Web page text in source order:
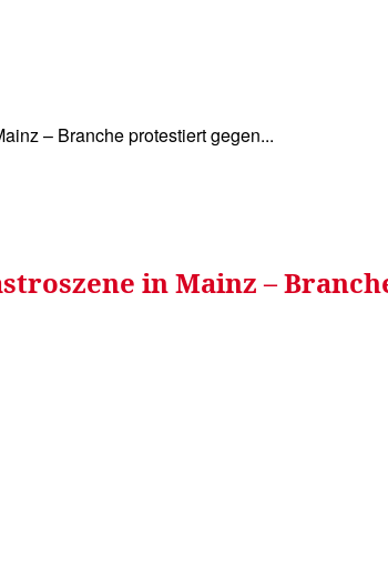
– Branche protestiert gegen...
in Mainz –